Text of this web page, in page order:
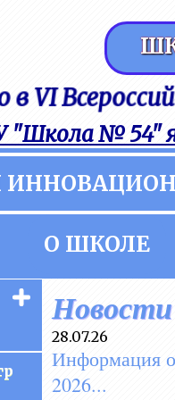
VI
№ 54"
О ШКОЛЕ
Новости
28.07.26
Информация
2026...